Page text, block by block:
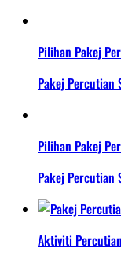
Pilihan Pakej
Pakej Percutian
Pilihan Pakej
Pakej Percutian
Aktiviti